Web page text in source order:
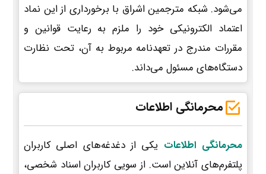
می‌شود. شبکه مترجمین اشراق با برخورداری از این نماد
اعتماد الکترونیکی خود را ملزم به رعایت قوانین و
مقررات مندرج در تعهدنامه مربوط به آن، تحت نظارت
دستگاه‌های مسئول می‌داند.
محرمانگی اطلاعات
محرمانگی اطلاعات یکی از دغدغه‌های اصلی کاربران
پلتفرم‌های آنلاین است. از سویی کاربران اسناد شخصی،